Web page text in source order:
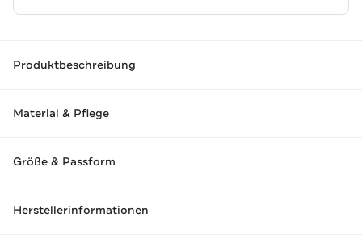
Produktbeschreibung
Material & Pflege
Größe & Passform
Herstellerinformationen